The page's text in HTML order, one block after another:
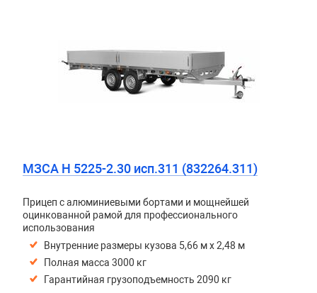
МЗСА H 5225-2.30 исп.311 (832264.311)
Прицеп с алюминиевыми бортами и мощнейшей
оцинкованной рамой для профессионального
использования
Внутренние размеры кузова 5,66 м х 2,48 м
Полная масса 3000 кг
Гарантийная грузоподъемность 2090 кг